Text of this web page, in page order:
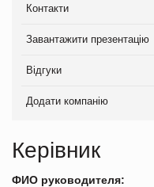
Контакти
Завантажити презентацію
Відгуки
Додати компанію
Керівник
ФИО руководителя: